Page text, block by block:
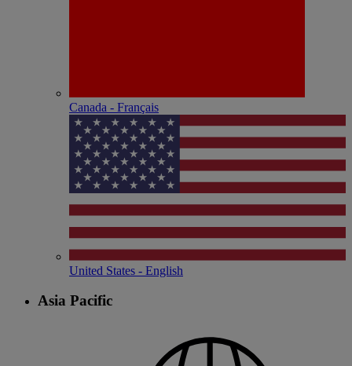
Canada - Français
United States - English
Asia Pacific